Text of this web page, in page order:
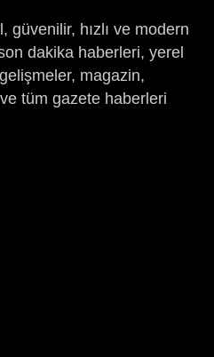
güvenilir, hızlı ve modern
dakika haberleri, yerel
magazin,
tüm gazete haberleri